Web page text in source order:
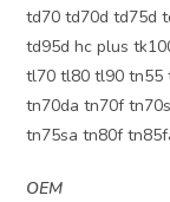
td70 td70d td75d
td95d hc plus
tl70 tl80 tl90 tn55
tn70da tn70f
tn75sa tn80f
OEM